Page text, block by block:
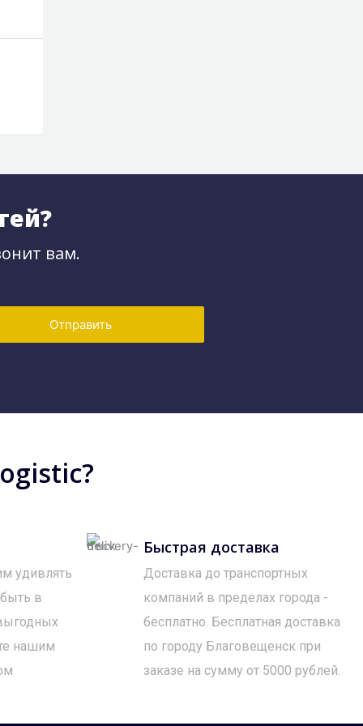
вам.
Отправить
удивлять
в
нашим
Быстрая доставка
Доставка до транспортных
компаний в пределах города -
бесплатно. Бесплатная доставка
по городу Благовещенск при
заказе на сумму от 5000 рублей.